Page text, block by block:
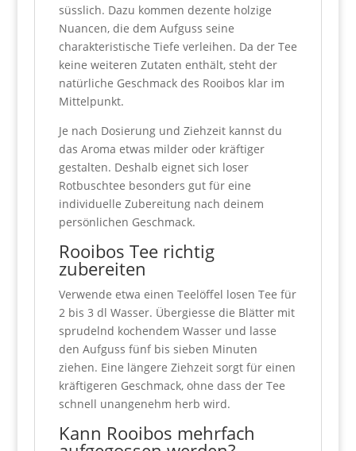
süsslich. Dazu kommen dezente holzige
Nuancen, die dem Aufguss seine
charakteristische Tiefe verleihen. Da der Tee
keine weiteren Zutaten enthält, steht der
natürliche Geschmack des Rooibos klar im
Mittelpunkt.
Je nach Dosierung und Ziehzeit kannst du
das Aroma etwas milder oder kräftiger
gestalten. Deshalb eignet sich loser
Rotbuschtee besonders gut für eine
individuelle Zubereitung nach deinem
persönlichen Geschmack.
Rooibos Tee richtig
zubereiten
Verwende etwa einen Teelöffel losen Tee für
2 bis 3 dl Wasser. Übergiesse die Blätter mit
sprudelnd kochendem Wasser und lasse
den Aufguss fünf bis sieben Minuten
ziehen. Eine längere Ziehzeit sorgt für einen
kräftigeren Geschmack, ohne dass der Tee
schnell unangenehm herb wird.
Kann Rooibos mehrfach